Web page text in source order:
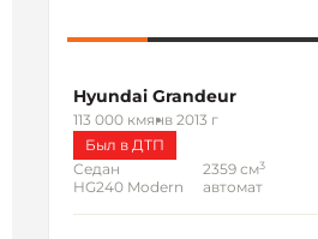
Hyundai Grandeur
113 000 кмянв 2013 г
Был в ДТП
Седан
HG240 Modern
2359 см3
автомат